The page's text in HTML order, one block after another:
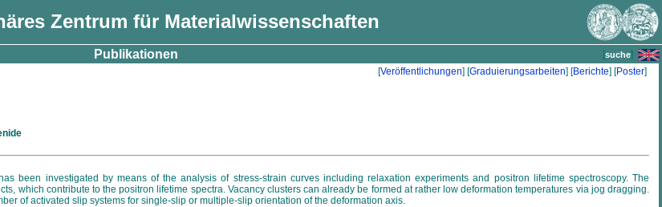
Zentrum für Materialwissenschaften
Publikationen [suche]
[Veröffentlichungen] [Graduierungsarbeiten] [Berichte] [Poster]
been investigated by means of the analysis of stress-strain curves including relaxation experiments and positron lifetime spectroscopy. The
which contribute to the positron lifetime spectra. Vacancy clusters can already be formed at rather low deformation temperatures via jog dragging.
of activated slip systems for single-slip or multiple-slip orientation of the deformation axis.